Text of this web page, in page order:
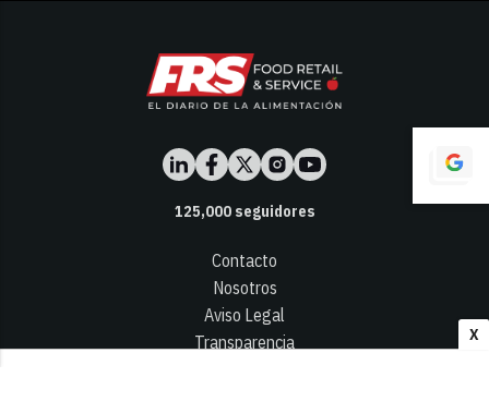
X
125,000seguidores
Contacto
Nosotros
Aviso Legal
Transparencia